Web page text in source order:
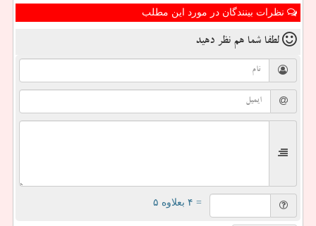
نظرات بینندگان در مورد این مطلب
لطفا شما هم نظر دهید
= ۴ بعلاوه ۵